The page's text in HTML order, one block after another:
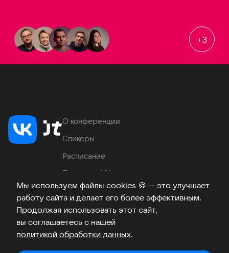
Мы используем файлы cookies 🍪 — это улучшает
работу сайта и делает его более эффективным.
Продолжая использовать этот сайт,
вы соглашаетесь с нашей
политикой обработки данных.
+3
О конференции
Спикеры
Расписание
Продукты VK
Место проведения
Часто задаваемые вопросы
ТелеграмВКонтакте
Хабр
Возникли вопросы? ©2026